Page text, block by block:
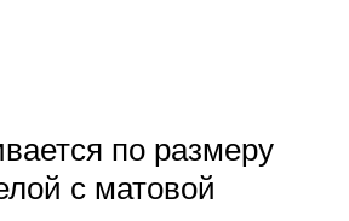
по размеру
с матовой